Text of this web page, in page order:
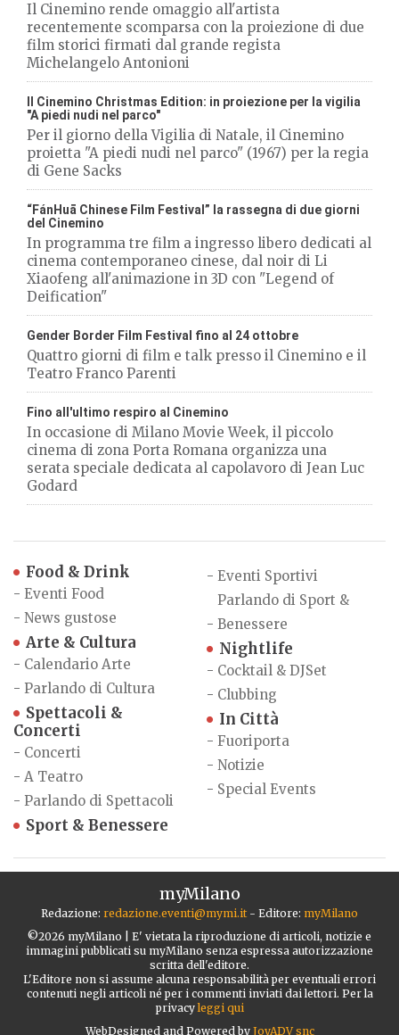
Il Cinemino rende omaggio all'artista
recentemente scomparsa con la proiezione di due
film storici firmati dal grande regista
Michelangelo Antonioni
Il Cinemino Christmas Edition: in proiezione per la vigilia
"A piedi nudi nel parco"
Per il giorno della Vigilia di Natale, il Cinemino
proietta "A piedi nudi nel parco" (1967) per la regia
di Gene Sacks
“FánHuā Chinese Film Festival” la rassegna di due giorni
del Cinemino
In programma tre film a ingresso libero dedicati al
cinema contemporaneo cinese, dal noir di Li
Xiaofeng all'animazione in 3D con "Legend of
Deification"
Gender Border Film Festival fino al 24 ottobre
Quattro giorni di film e talk presso il Cinemino e il
Teatro Franco Parenti
Fino all'ultimo respiro al Cinemino
In occasione di Milano Movie Week, il piccolo
cinema di zona Porta Romana organizza una
serata speciale dedicata al capolavoro di Jean Luc
Godard
Food & Drink
- Eventi Food
- News gustose
Arte & Cultura
- Calendario Arte
- Parlando di Cultura
Spettacoli &
Concerti
- Concerti
- A Teatro
- Parlando di Spettacoli
Sport & Benessere
- Eventi Sportivi
-
Parlando di Sport &
Benessere
Nightlife
- Cocktail & DJSet
- Clubbing
In Città
- Fuoriporta
- Notizie
- Special Events
myMilano
Redazione: redazione.eventi@mymi.it- Editore: myMilano
©2026 myMilano | E' vietata la riproduzione di articoli, notizie e
immagini pubblicati su myMilano senza espressa autorizzazione
scritta dell'editore.
L'Editore non si assume alcuna responsabilità per eventuali errori
contenuti negli articoli né per i commenti inviati dai lettori. Per la
privacyleggi qui
WebDesigned and Powered by JoyADV snc